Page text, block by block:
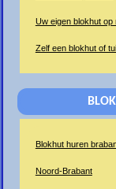
Uw eigen blokhut op
Zelf een blokhut of
Blokhut huren
Noord-Brabant